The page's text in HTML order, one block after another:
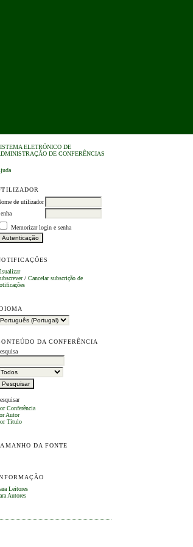
ELETRÓNICO DE
DE CONFERÊNCIAS
de utilizador
Memorizar login e senha
/Cancelar subscrição de
DA CONFERÊNCIA
Conferência
Autor
Título
DA FONTE
Leitores
Autores